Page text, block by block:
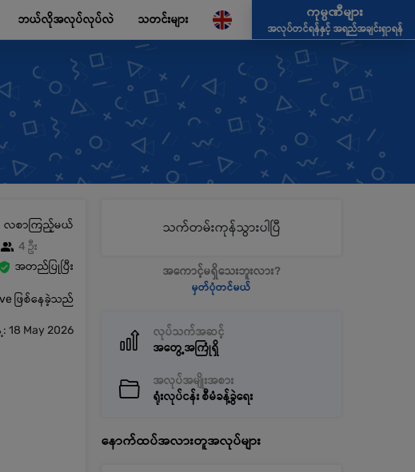
ဘယ်လိုအလုပ်လုပ်လဲ သတင်းများ
ကုမ္ပဏီများ
အလုပ်တင်ရန်နှင့် အရည်အချင်းရှာရန်
လစာကြည့်မယ်
4 ဦး
အတည်ပြုပြီး
ဖြစ်နေခဲ့သည်
May 2026
သက်တမ်းကုန်သွားပါပြီ
အကောင့်မရှိသေးဘူးလား?
မှတ်ပုံတင်မယ်
လုပ်သက်အဆင့်
အတွေ့အကြုံရှိ
အလုပ်အမျိုးအစား
ရုံးလုပ်ငန်း စီမံခန့်ခွဲရေး
နောက်ထပ်အလားတူအလုပ်များ